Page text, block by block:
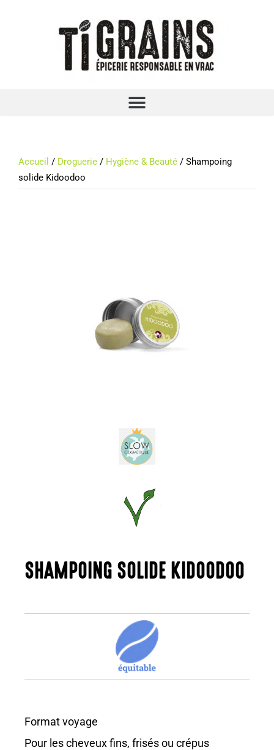
Accueil / Droguerie / Hygiène & Beauté / Shampoing
solide Kidoodoo
SHAMPOING SOLIDE KIDOODOO
Format voyage
Pour les cheveux fins, frisés ou crépus